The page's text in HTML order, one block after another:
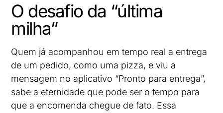
O desafio da “última
milha”
Quem já acompanhou em tempo real a entrega
de um pedido, como uma pizza, e viu a
mensagem no aplicativo “Pronto para entrega”,
sabe a eternidade que pode ser o tempo para
que a encomenda chegue de fato. Essa